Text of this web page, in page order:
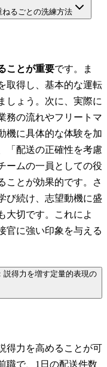
ねるごとの洗練方法
ことが重要です。ま
取得し、基本的な運転
しょう。次に、実際に
務の流れやフリートマ
機に具体的な体験を加
「配送の正確性を考慮
ームの一員としての役
ことが効果的です。さ
び続け、志望動機に盛
大切です。これによ
官に強い印象を与える
得力を増す定量的表現の
得力を高めることが可
職で、1日の配送件数